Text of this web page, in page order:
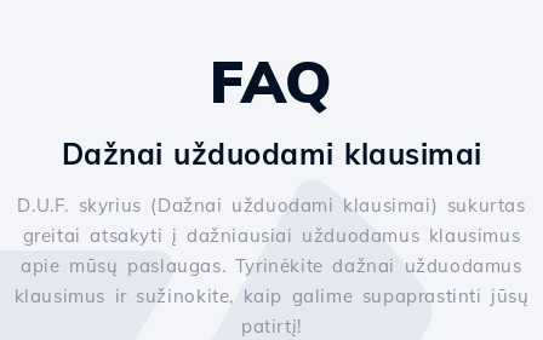
FAQ
Dažnai užduodami klausimai
D.U.F. skyrius (Dažnai užduodami klausimai) sukurtas
greitai atsakyti į dažniausiai užduodamus klausimus
apie mūsų paslaugas. Tyrinėkite dažnai užduodamus
klausimus ir sužinokite, kaip galime supaprastinti jūsų
patirtį!